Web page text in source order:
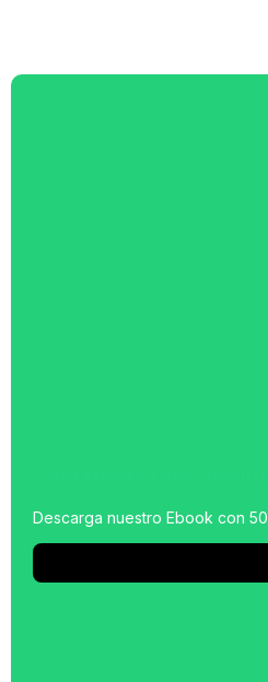
Descarga nuestro Ebook con